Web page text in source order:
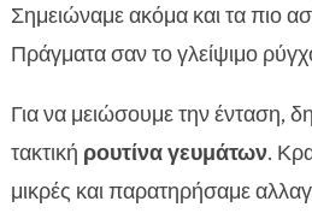
Σημειώναμε ακόμα και τα πιο
Πράγματα σαν το γλείψιμο
Για να μειώσουμε την ένταση,
τακτική ρουτίνα γευμάτων.
μικρές και παρατηρήσαμε